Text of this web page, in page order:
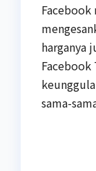
harganya
sama-